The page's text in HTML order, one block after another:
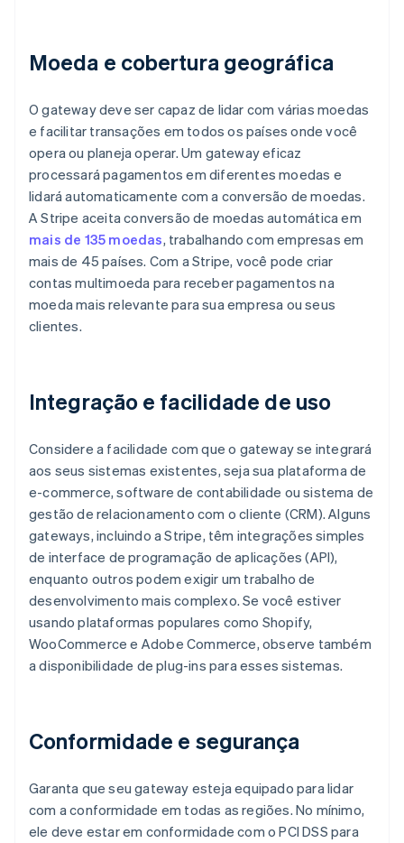
Moeda e cobertura geográfica
O gateway deve ser capaz de lidar com várias moedas
e facilitar transações em todos os países onde você
opera ou planeja operar. Um gateway eficaz
processará pagamentos em diferentes moedas e
lidará automaticamente com a conversão de moedas.
A Stripe aceita conversão de moedas automática em
mais de 135 moedas, trabalhando com empresas em
mais de 45 países. Com a Stripe, você pode criar
contas multimoeda para receber pagamentos na
moeda mais relevante para sua empresa ou seus
clientes.
Integração e facilidade de uso
Considere a facilidade com que o gateway se integrará
aos seus sistemas existentes, seja sua plataforma de
e-commerce, software de contabilidade ou sistema de
gestão de relacionamento com o cliente (CRM). Alguns
gateways, incluindo a Stripe, têm integrações simples
de interface de programação de aplicações (API),
enquanto outros podem exigir um trabalho de
desenvolvimento mais complexo. Se você estiver
usando plataformas populares como Shopify,
WooCommerce e Adobe Commerce, observe também
a disponibilidade de plug-ins para esses sistemas.
Conformidade e segurança
Garanta que seu gateway esteja equipado para lidar
com a conformidade em todas as regiões. No mínimo,
ele deve estar em conformidade com o PCI DSS para